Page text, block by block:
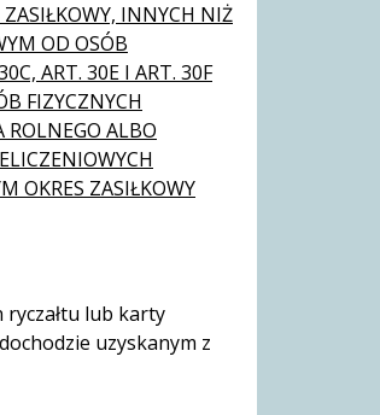
INNYCH NIŻ
OD OSÓB
ART. 30E I ART. 30F
FIZYCZNYCH
ROLNEGO ALBO
OKRES ZASIŁKOWY
ryczałtu lub karty
uzyskanym z